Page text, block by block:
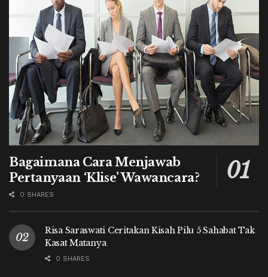
Bagaimana Cara Menjawab
Pertanyaan ‘Klise’ Wawancara?
0 SHARES
Risa Saraswati Ceritakan Kisah Pilu 5 Sahabat Tak
Kasat Matanya
0 SHARES